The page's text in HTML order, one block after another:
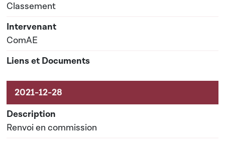
Classement
ComAE
Renvoi en commission